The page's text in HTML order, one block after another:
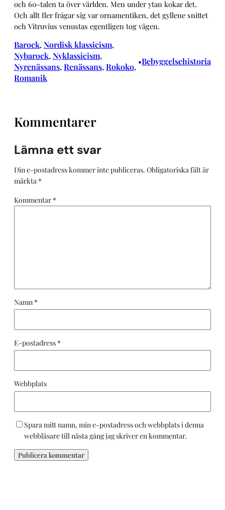
och 60-talen ta över världen. Men under ytan kokar det.
Och allt fler frågar sig var ornamentiken, det gyllene snittet
och Vitruvius venustas egentligen tog vägen.
Barock, Nordisk klassicism
Nybarock, Nyklassicism
Nyrenässans, Renässans, Rokoko
Romanik
•Bebyggelsehistoria
Kommentarer
Lämna ett svar
Din e-postadress kommer inte publiceras. Obligatoriska fält är
märkta *
Kommentar *
Namn *
E-postadress *
Webbplats
Spara mitt namn, min e-postadress och webbplats i denna
webbläsare till nästa gång jag skriver en kommentar.